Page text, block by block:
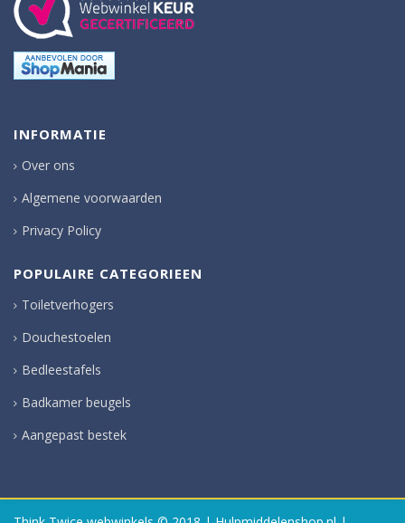
INFORMATIE
Over ons
Algemene voorwaarden
Privacy Policy
POPULAIRE CATEGORIEEN
Toiletverhogers
Douchestoelen
Bedleestafels
Badkamer beugels
Aangepast bestek